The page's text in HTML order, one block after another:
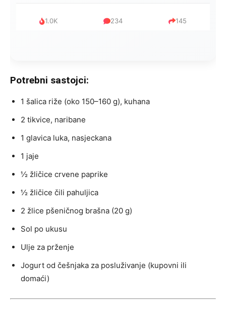
999 321 234
Potrebni sastojci:
1 šalica riže (oko 150–160 g), kuhana
2 tikvice, naribane
1 glavica luka, nasjeckana
1 jaje
½ žličice crvene paprike
½ žličice čili pahuljica
2 žlice pšeničnog brašna (20 g)
Sol po ukusu
Ulje za prženje
Jogurt od češnjaka za posluživanje (kupovni ili
domaći)